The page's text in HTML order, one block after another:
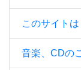
このサイトは
音楽、CDの